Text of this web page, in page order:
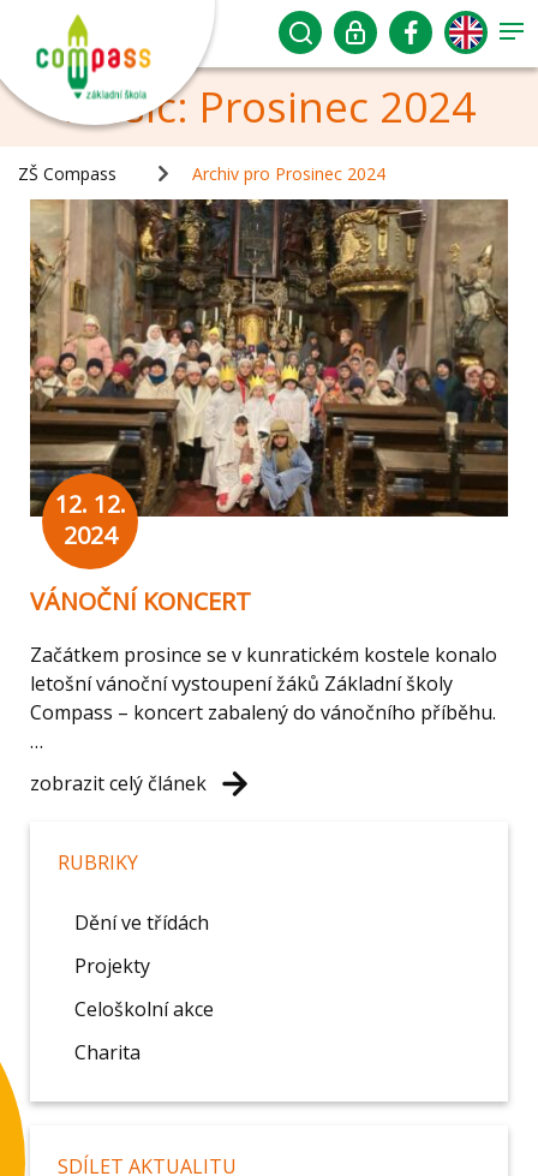
Měsíc: Prosinec 2024
ZŠ Compass Archiv pro Prosinec 2024
12. 12.
2024
VÁNOČNÍ KONCERT
Začátkem prosince se v kunratickém kostele konalo
letošní vánoční vystoupení žáků Základní školy
Compass – koncert zabalený do vánočního příběhu.
…
zobrazit celý článek
RUBRIKY
Dění ve třídách
Projekty
Celoškolní akce
Charita
SDÍLET AKTUALITU